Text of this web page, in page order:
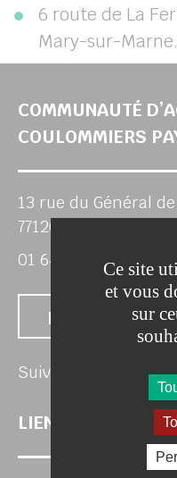
6 route de La
Mary-sur-Marne.
COMMUNAUTÉ
COULOMMIERS
13 rue du Général
77120 COULOMMIERS
01 64 75 38 90
Nous
Suivez-nous
LIENS UTILES
Ce site
et vous
sur